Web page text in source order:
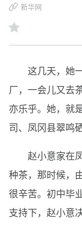
新华网
这几天，她
厂，一会儿又去
亦乐乎。她，就
司、凤冈县翠鸣
赵小意家在
种茶，那时候，
很辛苦。初中毕
支持下，赵小意